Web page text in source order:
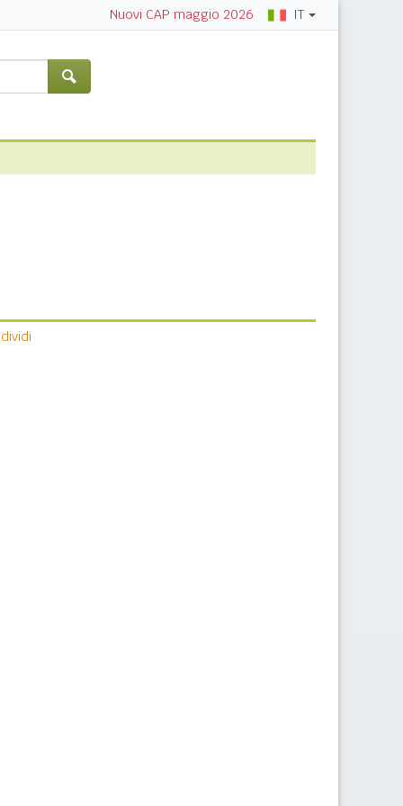
Nuovi CAP maggio 2026 IT